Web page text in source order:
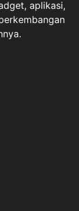
aplikasi,